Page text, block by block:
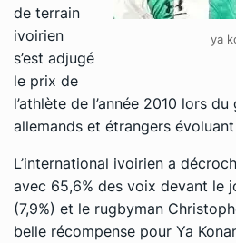
ya
de terrain
ivoirien
s’est adjugé
le prix de
l’athlète de l’année 2010 lors
allemands et étrangers évoluant
L’international ivoirien a
avec 65,6% des voix devant le
(7,9%) et le rugbyman
belle récompense pour Ya